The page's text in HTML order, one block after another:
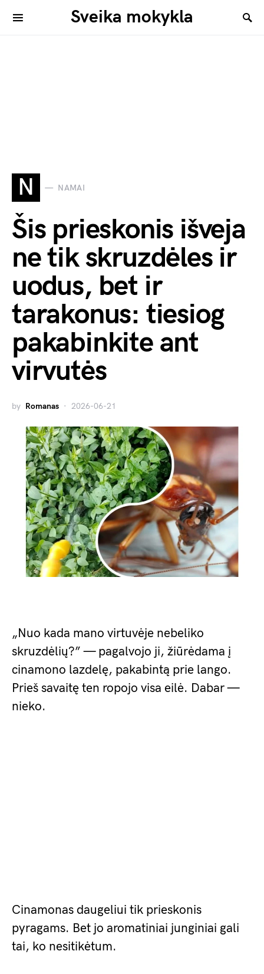
Sveika mokykla
N NAMAI
Šis prieskonis išveja
ne tik skruzdėles ir
uodus, bet ir
tarakonus: tiesiog
pakabinkite ant
virvutės
by Romanas 2026-06-21
„Nuo kada mano virtuvėje nebeliko
skruzdėlių?” — pagalvojo ji, žiūrėdama į
cinamono lazdelę, pakabintą prie lango.
Prieš savaitę ten ropojo visa eilė. Dabar —
nieko.
Cinamonas daugeliui tik prieskonis
pyragams. Bet jo aromatiniai junginiai gali
tai, ko nesitikėtum.